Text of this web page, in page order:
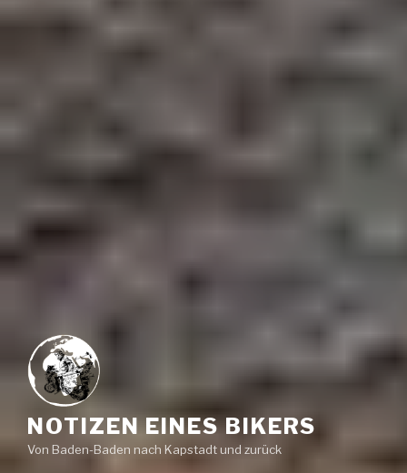
NOTIZEN EINES BIKERS
Von Baden-Baden nach Kapstadt und zurück